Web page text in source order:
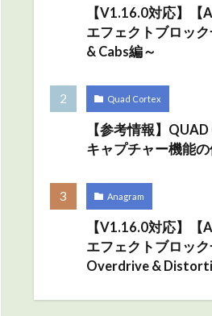
【V1.16.0対応】【
エフェクトブロッ
& Cabs編～
Quad Cortex
【参考情報】QUAD
キャプチャー機能
Anagram
【V1.16.0対応】【
エフェクトブロック
Overdrive &